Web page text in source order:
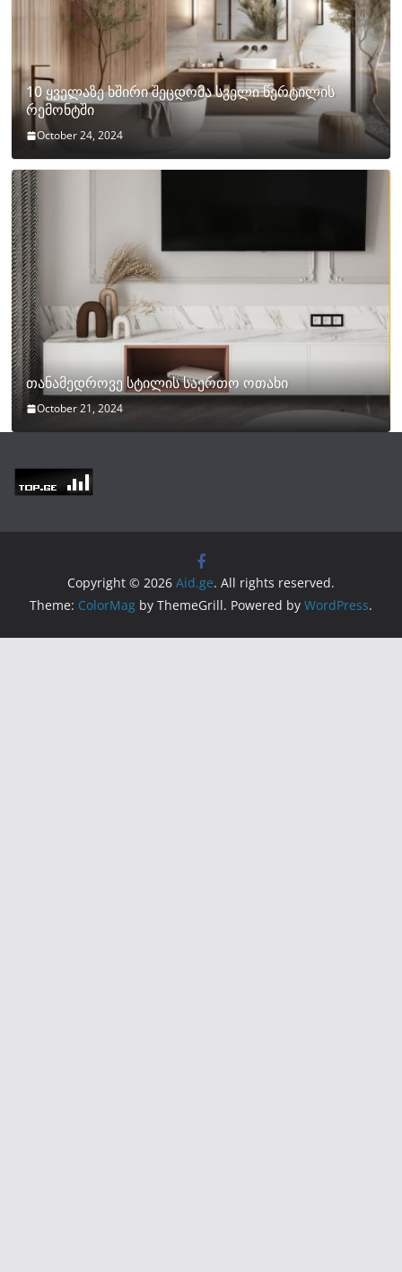
10 ყველაზე ხშირი შეცდომა სველი წერტილის
რემონტში
October 24, 2024
თანამედროვე სტილის საერთო ოთახი
October 21, 2024
Copyright © 2026 Aid.ge. All rights reserved.
Theme: ColorMag by ThemeGrill. Powered by WordPress.